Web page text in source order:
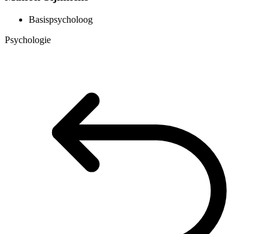
Basispsycholoog
Psychologie